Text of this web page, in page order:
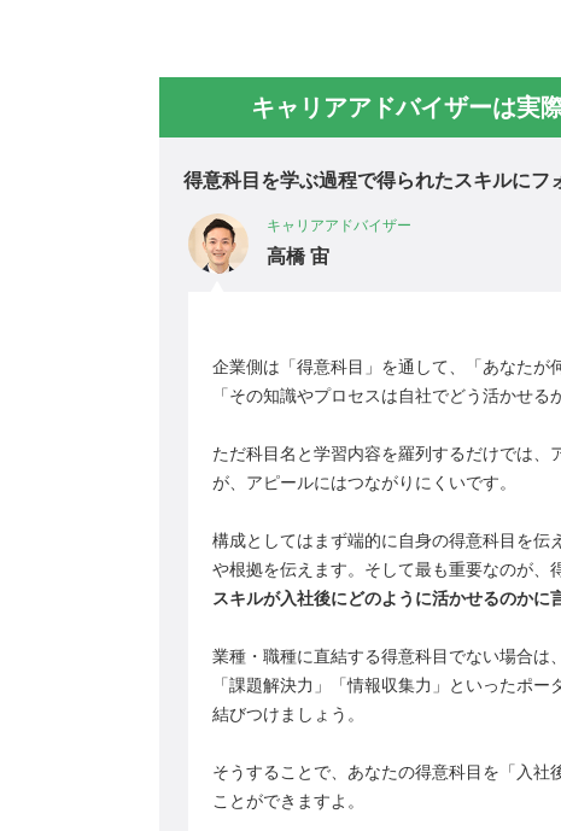
キャリアアドバイザーは実
得意科目を学ぶ過程で得られたスキルにフ
キャリアアドバイザー
高橋 宙
企業側は「得意科目」を通して、「あなたが
「その知識やプロセスは自社でどう活かせる
ただ科目名と学習内容を羅列するだけでは
が、アピールにはつながりにくいです。
構成としてはまず端的に自身の得意科目を
や根拠を伝えます。そして最も重要なのが、
スキルが入社後にどのように活かせるのかに
業種・職種に直結する得意科目でない場合は
「課題解決力」「情報収集力」といったポ
結びつけましょう。
そうすることで、あなたの得意科目を「入社
ことができますよ。